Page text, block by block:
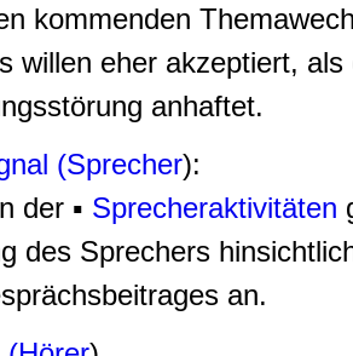
kommenden
willen eher akzeptiert,
anhaftet.
(Sprecher):
der ▪ Sprecheraktivitäten
des Sprechers
an.